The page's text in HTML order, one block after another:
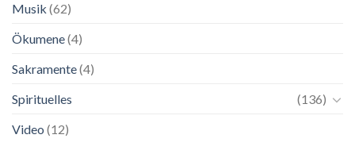
Musik (62)
Ökumene(4)
Sakramente(4)
Spirituelles
(136)
Video (12)